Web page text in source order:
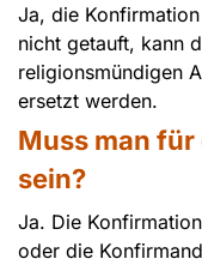
Ja, die
nicht getauft, kann
religionsmündigen
ersetzt werden.
Muss man
sein?
Ja. Die
oder die